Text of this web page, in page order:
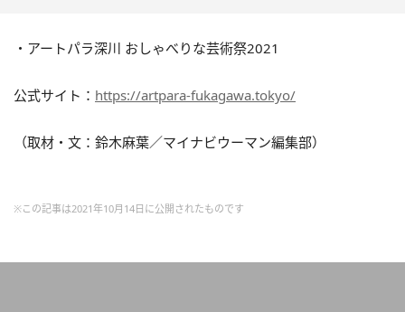
・アートパラ深川 おしゃべりな芸術祭2021
公式サイト： https://artpara-fukagawa.tokyo/
（取材・文：鈴木麻葉／マイナビウーマン編集部）
※この記事は2021年10月14日に公開されたものです